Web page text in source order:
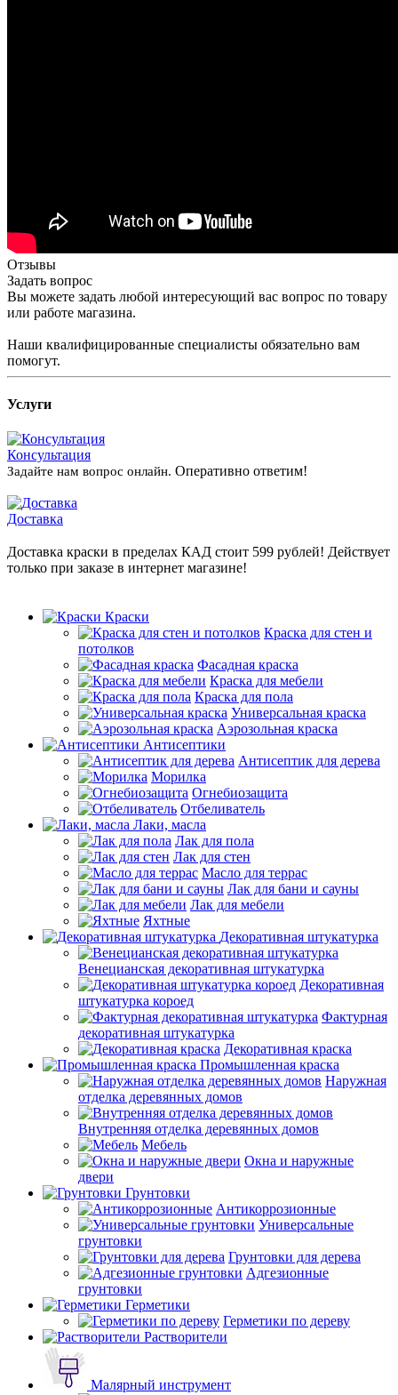
Отзывы
Задать вопрос
Вы можете задать любой интересующий вас вопрос по товару
или работе магазина.
Наши квалифицированные специалисты обязательно вам
помогут.
Услуги
Консультация
Задайте нам вопрос онлайн. Оперативно ответим!
Доставка
Доставка краски в пределах КАД стоит 599 рублей! Действует
только при заказе в интернет магазине!
Краски
Краска для стен и
потолков
Фасадная краска
Краска для мебели
Краска для пола
Универсальная краска
Аэрозольная краска
Антисептики
Антисептик для дерева
Морилка
Огнебиозащита
Отбеливатель
Лаки, масла
Лак для пола
Лак для стен
Масло для террас
Лак для бани и сауны
Лак для мебели
Яхтные
Декоративная штукатурка
Венецианская декоративная штукатурка
Декоративная
штукатурка короед
Фактурная
декоративная штукатурка
Декоративная краска
Промышленная краска
Наружная
отделка деревянных домов
Внутренняя отделка деревянных домов
Мебель
Окна и наружные
двери
Грунтовки
Антикоррозионные
Универсальные
грунтовки
Грунтовки для дерева
Адгезионные
грунтовки
Герметики
Герметики по дереву
Растворители
Малярный инструмент